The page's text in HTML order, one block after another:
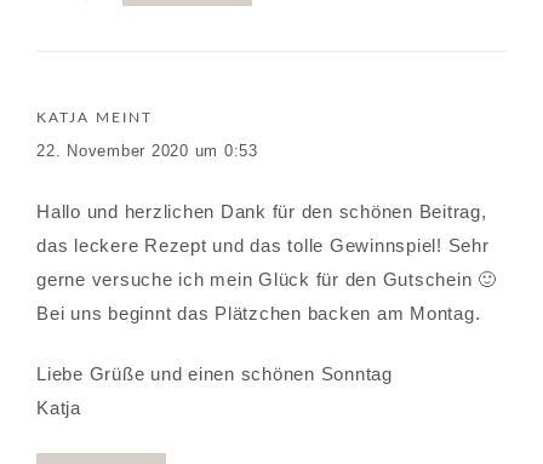
KATJA MEINT
22. November 2020 um 0:53
Hallo und herzlichen Dank für den schönen Beitrag,
das leckere Rezept und das tolle Gewinnspiel! Sehr
gerne versuche ich mein Glück für den Gutschein 🙂
Bei uns beginnt das Plätzchen backen am Montag.
Liebe Grüße und einen schönen Sonntag
Katja